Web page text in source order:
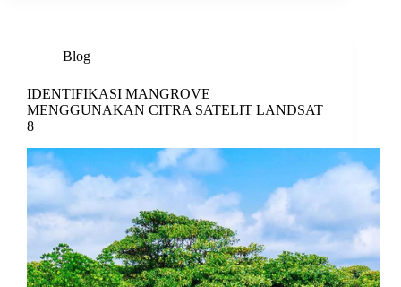
Blog
IDENTIFIKASI MANGROVE
MENGGUNAKAN CITRA SATELIT LANDSAT
8